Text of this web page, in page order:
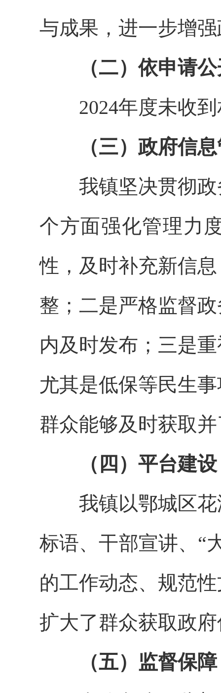
与成果，进一步增
（二）依申请
2024年度未收到
（三）政府信
我镇坚决贯彻政
个方面强化管理力
性，及时补充新信
整；二是严格监督
内及时发布；三是
尤其是低保等民生
群众能够及时获取
（四）平台建设
我镇以鄂城区花
标语、干部宣讲、“
的工作动态、规范
扩大了群众获取政
（五）监督保障